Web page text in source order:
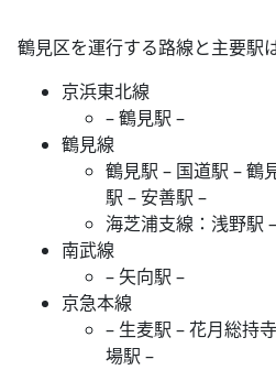
鶴見区を運行する路線と主要駅
京浜東北線
– 鶴見駅 –
鶴見線
鶴見駅 – 国道駅 – 鶴
駅 – 安善駅 –
海芝浦支線：浅野駅
南武線
– 矢向駅 –
京急本線
– 生麦駅 – 花月総持
場駅 –